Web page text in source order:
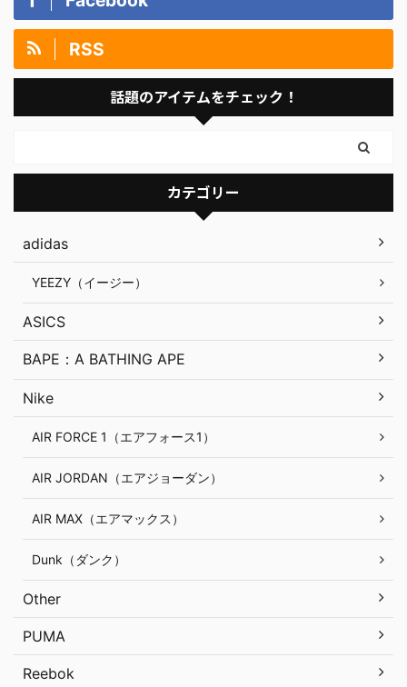
RSS
話題のアイテムをチェック！
カテゴリー
adidas
YEEZY（イージー）
ASICS
BAPE：A BATHING APE
Nike
AIR FORCE 1（エアフォース1）
AIR JORDAN（エアジョーダン）
AIR MAX（エアマックス）
Dunk（ダンク）
Other
PUMA
Reebok